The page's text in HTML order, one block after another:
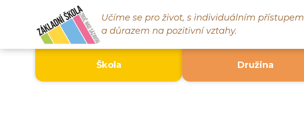
Učíme se pro život, s individuálním přístupem
a důrazem na pozitivní vztahy.
Škola Družina